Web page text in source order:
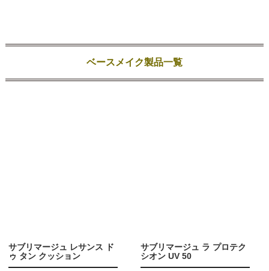
ベースメイク製品一覧
サブリマージュ レサンス ド
ゥ タン クッション
サブリマージュ ラ プロテク
シオン UV 50